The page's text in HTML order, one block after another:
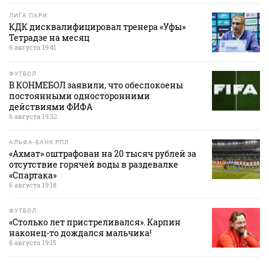
ЛИГА ПАРИ
КДК дисквалифицировал тренера «Уфы»
Тетрадзе на месяц
6 августа 19:41
ФУТБОЛ
В КОНМЕБОЛ заявили, что обеспокоены
постоянными односторонними
действиями ФИФА
6 августа 19:32
АЛЬФА-БАНК РПЛ
«Ахмат» оштрафован на 20 тысяч рублей за
отсутствие горячей воды в раздевалке
«Спартака»
6 августа 19:18
ФУТБОЛ
«Столько лет пристреливался». Карпин
наконец-то дождался мальчика!
6 августа 19:15